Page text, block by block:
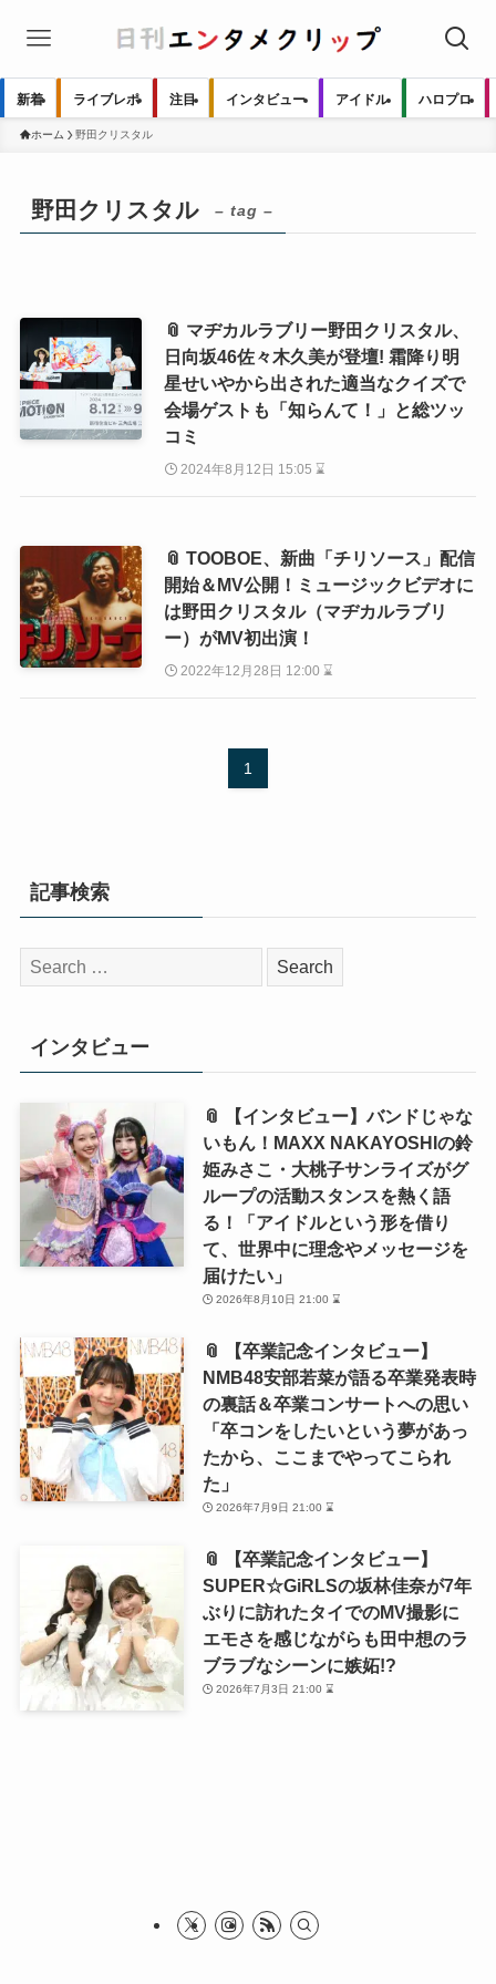
新着 ライブレポ 注目 インタビュー アイドル ハロプロ
ホーム 野田クリスタル
野田クリスタル – tag –
📎 マヂカルラブリー野田クリスタル、
日向坂46佐々木久美が登壇! 霜降り明
星せいやから出された適当なクイズで
会場ゲストも「知らんて！」と総ツッ
コミ
2024年8月12日 15:05 ⌛
📎 TOOBOE、新曲「チリソース」配信
開始＆MV公開！ミュージックビデオに
は野田クリスタル（マヂカルラブリ
ー）がMV初出演！
2022年12月28日 12:00 ⌛
1
記事検索
検
索:
インタビュー
📎 【インタビュー】バンドじゃな
いもん！MAXX NAKAYOSHIの鈴
姫みさこ・大桃子サンライズがグ
ループの活動スタンスを熱く語
る！「アイドルという形を借り
て、世界中に理念やメッセージを
届けたい」
2026年8月10日 21:00 ⌛
📎 【卒業記念インタビュー】
NMB48安部若菜が語る卒業発表時
の裏話＆卒業コンサートへの思い
「卒コンをしたいという夢があっ
たから、ここまでやってこられ
た」
2026年7月9日 21:00 ⌛
📎 【卒業記念インタビュー】
SUPER☆GiRLSの坂林佳奈が7年
ぶりに訪れたタイでのMV撮影に
エモさを感じながらも田中想のラ
ブラブなシーンに嫉妬!?
2026年7月3日 21:00 ⌛